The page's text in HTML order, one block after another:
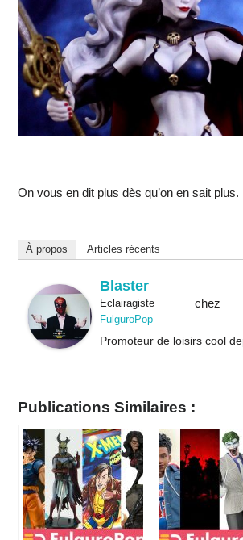
On vous en dit plus dès qu’on en sait plus.
À propos Articles récents
Blaster
Eclairagistechez
FulguroPop
Promoteur de loisirs cool
Publications Similaires :